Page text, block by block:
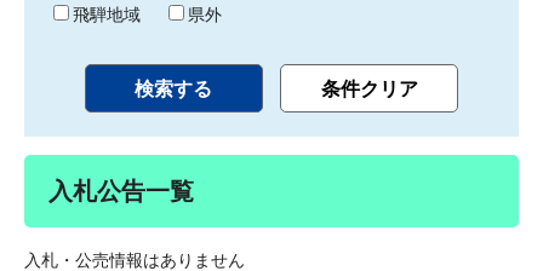
飛騨地域
県外
入札公告一覧
入札・公売情報はありません